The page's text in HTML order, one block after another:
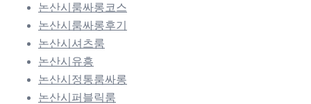
논산시룸싸롱코스
논산시룸싸롱후기
논산시셔츠룸
논산시유흥
논산시정통룸싸롱
논산시퍼블릭룸